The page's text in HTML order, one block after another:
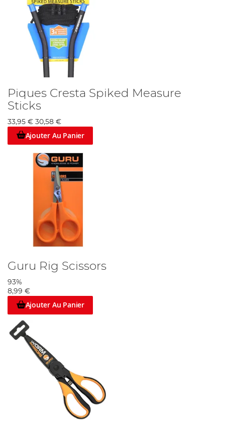
Piques Cresta Spiked Measure
Sticks
33,95 € 30,58 €
Ajouter Au Panier
Guru Rig Scissors
93%
8,99 €
Ajouter Au Panier